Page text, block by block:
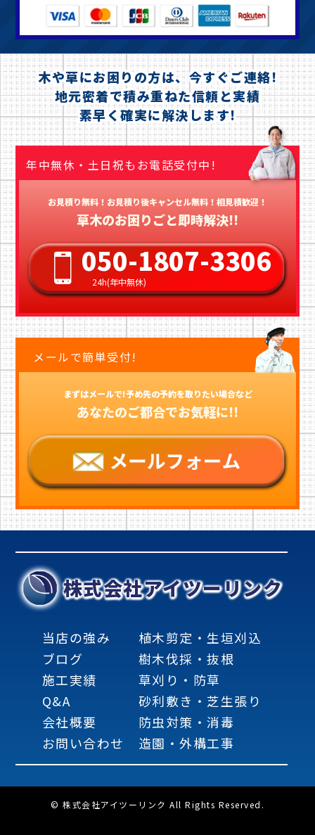
木や草にお困りの方は、今すぐご連絡!
地元密着で積み重ねた信頼と実績
素早く確実に解決します!
年中無休・土日祝もお電話受付中!
お見積り無料！お見積り後キャンセル無料！相見積歓迎！
草木のお困りごと即時解決!!
050-1807-3306
24h(年中無休)
メールで簡単受付!
まずはメールで!予め先の予約を取りたい場合など
あなたのご都合でお気軽に!!
株式会社アイツーリンク
当店の強み
ブログ
施工実績
Q&A
会社概要
お問い合わせ
植木剪定・生垣刈込
樹木伐採・抜根
草刈り・防草
砂利敷き・芝生張り
防虫対策・消毒
造園・外構工事
© 株式会社アイツーリンク All Rights Reserved.